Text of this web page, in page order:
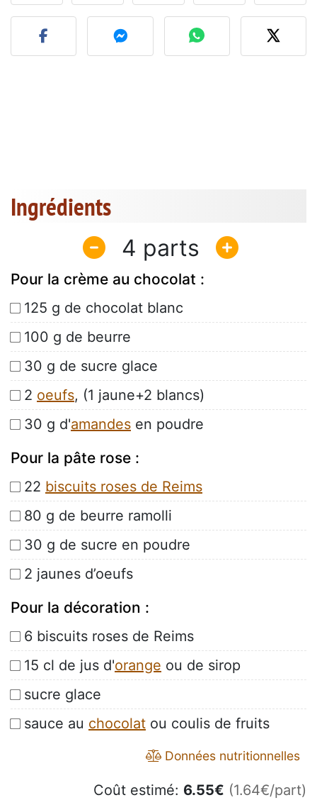
Publier votre photo de
Ingrédients
4
Pour la crème au chocolat :
125 g de chocolat blanc
100 g de beurre
30 g de sucre glace
2 oeufs, (1 jaune+2 blancs)
30 g d'amandes en poudre
Pour la pâte rose :
22 biscuits roses de Reims
80 g de beurre ramolli
30 g de sucre en poudre
2 jaunes d’oeufs
Pour la décoration :
6 biscuits roses de Reims
15 cl de jus d'orange ou de sirop
sucre glace
sauce au chocolat ou coulis de fruits
Données nutritionnelles
Coût estimé: 6.55€ (1.64€/part)